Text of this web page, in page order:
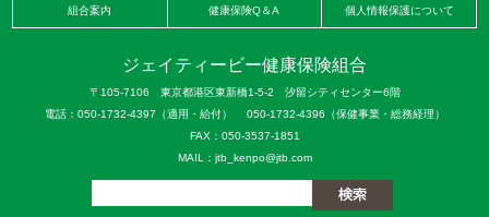
組合案内 健康保険Q＆A 個人情報保護について
ジェイティービー健康保険組合
〒105-7106 東京都港区東新橋1-5-2 汐留シティセンター6階
電話：050-1732-4397（適用・給付） 050-1732-4396（保健事業・総務経理）
FAX：050-3537-1851
MAIL：jtb_kenpo@jtb.com